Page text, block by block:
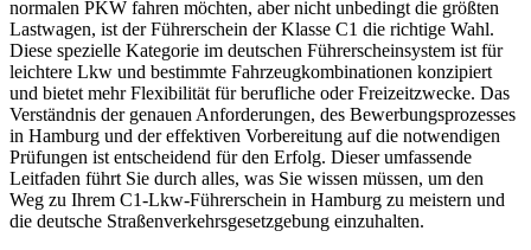
normalen PKW fahren möchten, aber nicht unbedingt die größten
Lastwagen, ist der Führerschein der Klasse C1 die richtige Wahl.
Diese spezielle Kategorie im deutschen Führerscheinsystem ist für
leichtere Lkw und bestimmte Fahrzeugkombinationen konzipiert
und bietet mehr Flexibilität für berufliche oder Freizeitzwecke. Das
Verständnis der genauen Anforderungen, des Bewerbungsprozesses
in Hamburg und der effektiven Vorbereitung auf die notwendigen
Prüfungen ist entscheidend für den Erfolg. Dieser umfassende
Leitfaden führt Sie durch alles, was Sie wissen müssen, um den
Weg zu Ihrem C1-Lkw-Führerschein in Hamburg zu meistern und
die deutsche Straßenverkehrsgesetzgebung einzuhalten.